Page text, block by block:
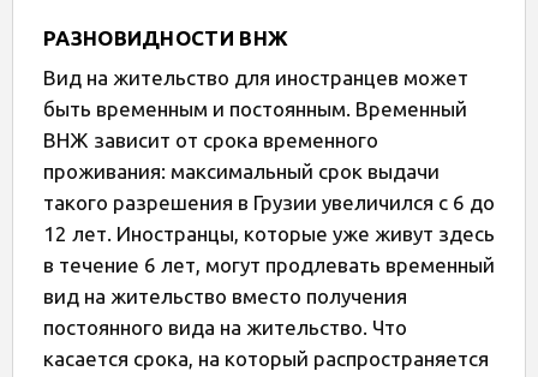
РАЗНОВИДНОСТИ ВНЖ
Вид на жительство для иностранцев может
быть временным и постоянным. Временный
ВНЖ зависит от срока временного
проживания: максимальный срок выдачи
такого разрешения в Грузии увеличился с 6 до
12 лет. Иностранцы, которые уже живут здесь
в течение 6 лет, могут продлевать временный
вид на жительство вместо получения
постоянного вида на жительство. Что
касается срока, на который распространяется